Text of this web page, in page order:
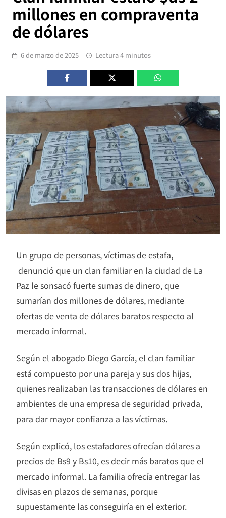
millones en compraventa
de dólares
6 de marzo de 2025 Lectura 4 minutos
Un grupo de personas, víctimas de estafa,
denunció que un clan familiar en la ciudad de La
Paz le sonsacó fuerte sumas de dinero, que
sumarían dos millones de dólares, mediante
ofertas de venta de dólares baratos respecto al
mercado informal.
Según el abogado Diego García, el clan familiar
está compuesto por una pareja y sus dos hijas,
quienes realizaban las transacciones de dólares en
ambientes de una empresa de seguridad privada,
para dar mayor confianza a las víctimas.
Según explicó, los estafadores ofrecían dólares a
precios de Bs9 y Bs10, es decir más baratos que el
mercado informal. La familia ofrecía entregar las
divisas en plazos de semanas, porque
supuestamente las conseguiría en el exterior.